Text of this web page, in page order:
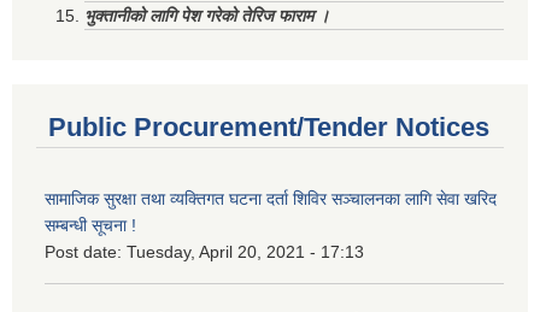
भुक्तानीको लागि पेश गरेको तेरिज फाराम ।
Public Procurement/Tender Notices
सामाजिक सुरक्षा तथा व्यक्तिगत घटना दर्ता शिविर सञ्चालनका लागि सेवा खरिद
सम्बन्धी सूचना !
Post date: Tuesday, April 20, 2021 - 17:13